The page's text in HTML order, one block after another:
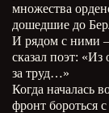
множества
дошедшие до
И рядом с ними
сказал поэт: «Из
за труд…»
Когда началась
фронт бороться